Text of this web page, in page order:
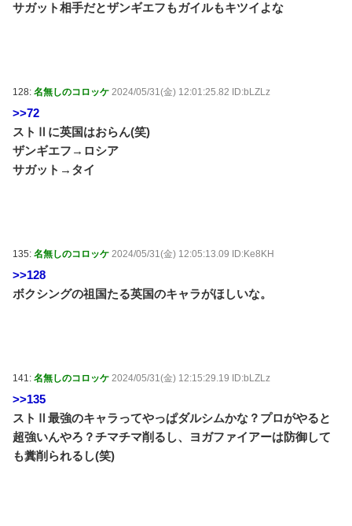
サガット相手だとザンギエフもガイルもキツイよな
128: 名無しのコロッケ 2024/05/31(金) 12:01:25.82 ID:bLZLz
>>72
ストⅡに英国はおらん(笑)
ザンギエフ→ロシア
サガット→タイ
135: 名無しのコロッケ 2024/05/31(金) 12:05:13.09 ID:Ke8KH
>>128
ボクシングの祖国たる英国のキャラがほしいな。
141: 名無しのコロッケ 2024/05/31(金) 12:15:29.19 ID:bLZLz
>>135
ストⅡ最強のキャラってやっぱダルシムかな？プロがやると
超強いんやろ？チマチマ削るし、ヨガファイアーは防御して
も糞削られるし(笑)